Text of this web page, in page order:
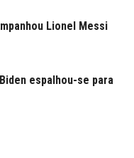
Lionel Messi
espalhou-se para